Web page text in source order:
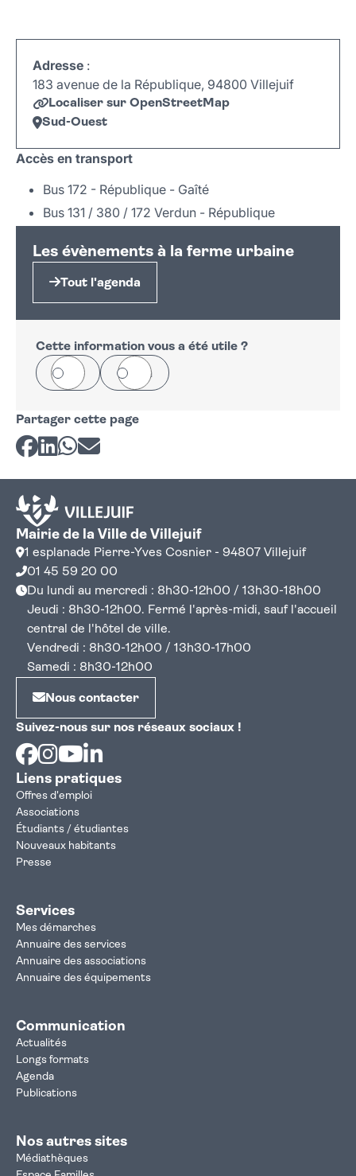
Adresse :
183 avenue de la République, 94800 Villejuif
Localiser sur OpenStreetMap
Sud-Ouest
+
Accès en transport
Bus 172 - République - Gaîté
Bus 131 / 380 / 172 Verdun - République
Les évènements à la ferme urbaine
Tout l'agenda
Cette information vous a été utile ?
Oui Non
Partager cette page
Partager sur Facebook
Partager sur LinkedIn
Partager sur Whatsapp
Partager par courriel
Mairie de la Ville de Villejuif
1 esplanade Pierre-Yves Cosnier - 94807 Villejuif
01 45 59 20 00
Du lundi au mercredi : 8h30-12h00 / 13h30-18h00
Jeudi : 8h30-12h00. Fermé l'après-midi, sauf l'accueil
central de l'hôtel de ville.
Vendredi : 8h30-12h00 / 13h30-17h00
Samedi : 8h30-12h00
Nous contacter
Suivez-nous sur nos réseaux sociaux !
Facebook
Instagram
Youtube
Liens pratiques
Offres d'emploi
Associations
Étudiants / étudiantes
Nouveaux habitants
Presse
Services
Mes démarches
Annuaire des services
Annuaire des associations
Annuaire des équipements
Communication
Actualités
Longs formats
Agenda
Publications
Nos autres sites
Médiathèques